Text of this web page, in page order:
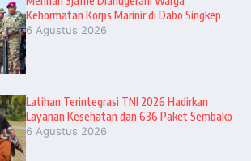
Kehormatan Korps Marinir di Dabo Singkep
6 Agustus 2026
Latihan Terintegrasi TNI 2026 Hadirkan
Layanan Kesehatan dan 636 Paket Sembako
6 Agustus 2026